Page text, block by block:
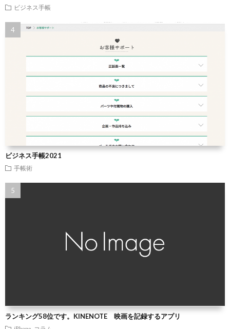
ビジネス手帳
ビジネス手帳2021
手帳術
ランキング58位です。KINENOTE 映画を記録するアプリ